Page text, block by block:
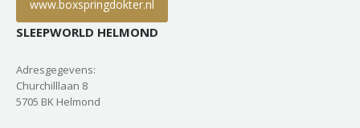
www.boxspringdokter.nl
SLEEPWORLD HELMOND
Adresgegevens:
Churchilllaan 8
5705 BK Helmond